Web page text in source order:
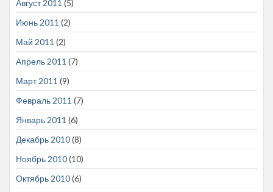
Август 2011 (5)
Июнь 2011 (2)
Май 2011 (2)
Апрель 2011 (7)
Март 2011 (9)
Февраль 2011 (7)
Январь 2011 (6)
Декабрь 2010(8)
Ноябрь 2010(10)
Октябрь 2010(6)